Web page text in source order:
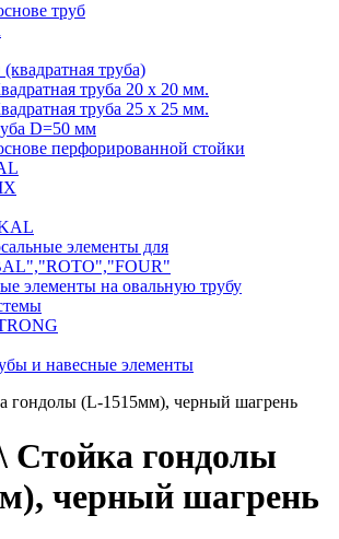
труб
труба)
труба 20 х 20 мм.
труба 25 х 25 мм.
D=50 мм
перфорированной стойки
элементы для
элементы на овальную трубу
и навесные элементы
Стойка гондолы
черный шагрень